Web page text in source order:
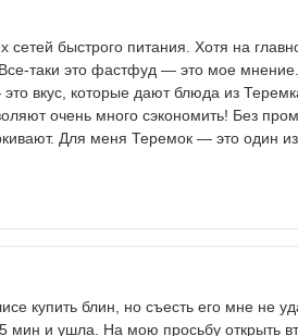
быстрого питания. Хотя на
таки это фастфуд — это мое
вкус, которые дают блюда из
очень много сэкономить! Без
Для меня Теремок — это один
купить блин, но съесть его мне не
мин и ушла. На мою просьбу открыть